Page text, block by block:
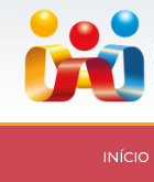
INÍCIO